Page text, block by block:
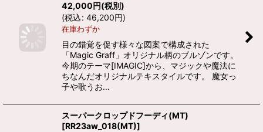
42,000円(税別)
(税込: 46,200円)
在庫わずか
目の錯覚を促す様々な図案で構成された
「Magic Graff」オリジナル柄のブルゾンです。
今期のテーマ[IMAGIC]から、マジックや魔法に
ちなんだオリジナルテキスタイルです。 魔女っ
子や歌うお…
スーパークロップドフーディ(MT)
[RR23aw_018(MT)]